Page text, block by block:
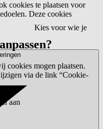
Kies voor wie je
cookies te plaatsen voor
Deze cookies
cookies mogen plaatsen.
via de link “Cookie-
aan